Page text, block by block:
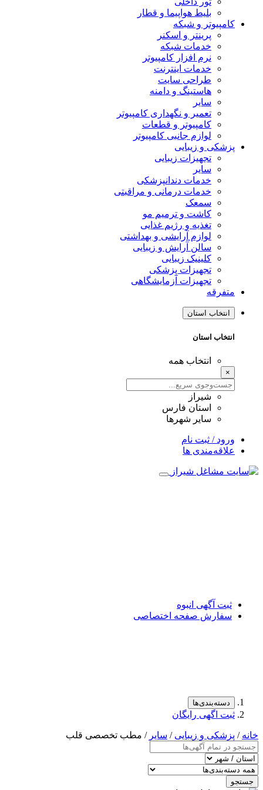
بلیط هواپیما و قطار
و شبکه
پرینتر و اسکنر
خدمات شبکه
نرم افزار کامپیوتر
خدمات اینترنت
طراحی سایت
هاستینگ و دامنه
تعمیر و نگهداری کامپیوتر
کامپیوتر و قطعات
لوازم جانبی کامپیوتر
و زیبایی
تجهیزات زیبایی
خدمات دندانپزشکی
خدمات درمانی و مراقبتی
سمعک
کاشت و ترمیم مو
تغذیه و رژیم غذایی
لوازم آرایشی و بهداشتی
سالن آرایش و زیبایی
کلینیک زیبایی
تجهیزات پزشکی
تجهیزات آزمایشگاهی
استان
استان
انتخاب همه
استان فارس
سایر شهرها
/ ثبت نام
ها
آگهی انبوه
صفحه اختصاصی
اگهی رایگان
و زیبایی /سایر/ مطب تخصصی قلب